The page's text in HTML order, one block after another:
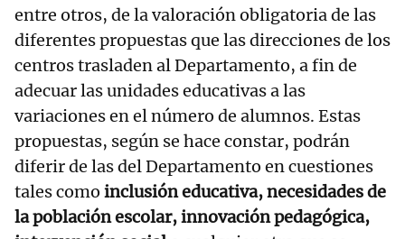
entre otros, de la valoración obligatoria de las
diferentes propuestas que las direcciones de los
centros trasladen al Departamento, a fin de
adecuar las unidades educativas a las
variaciones en el número de alumnos. Estas
propuestas, según se hace constar, podrán
diferir de las del Departamento en cuestiones
tales como inclusión educativa, necesidades de
la población escolar, innovación pedagógica,